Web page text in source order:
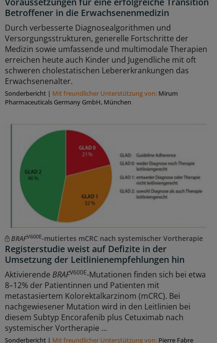
Betroffener in die Erwachsenenmedizin
Durch verbesserte Diagnosealgorithmen und
Versorgungsstrukturen, generelle Fortschritte der
Medizin sowie umfassende und multimodale Therapien
erreichen heute auch Kinder und Jugendliche mit oft
schweren cholestatischen Lebererkrankungen das
Erwachsenenalter.
Sonderbericht | Mit freundlicher Unterstützung von: Mirum
Pharmaceuticals Germany GmbH, München
BRAFV600E-mutiertes mCRC nach systemischer Vortherapie
Registerstudie weist auf Defizite in der
Umsetzung der Leitlinienempfehlungen hin
Aktivierende BRAFV600E-Mutationen finden sich bei etwa
8–12% der Patientinnen und Patienten mit
metastasiertem Kolorektalkarzinom (mCRC). Bei
nachgewiesener Mutation wird in den Leitlinien bei
diesem Subtyp Encorafenib plus Cetuximab nach
systemischer Vortherapie ...
Sonderbericht | Mit freundlicher Unterstützung von: Pierre Fabre